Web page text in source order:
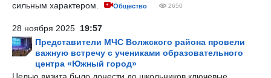
сильным характером.
Общество 2650
28 ноября 2025 19:57
Представители МЧС Волжского района провели
важную встречу с учениками образовательного
центра «Южный город»